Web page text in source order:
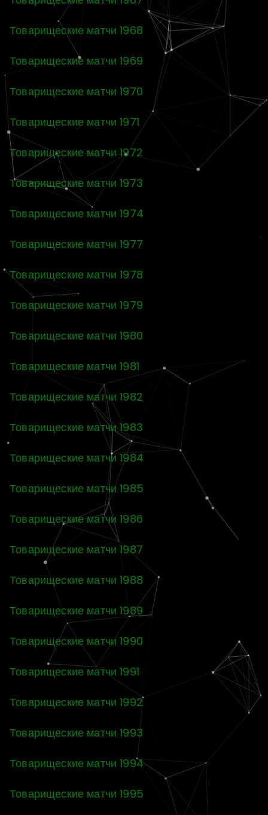
Товарищеские матчи 1968
Товарищеские матчи 1969
Товарищеские матчи 1970
Товарищеские матчи 1971
Товарищеские матчи 1972
Товарищеские матчи 1973
Товарищеские матчи 1974
Товарищеские матчи 1977
Товарищеские матчи 1978
Товарищеские матчи 1979
Товарищеские матчи 1980
Товарищеские матчи 1981
Товарищеские матчи 1982
Товарищеские матчи 1983
Товарищеские матчи 1984
Товарищеские матчи 1985
Товарищеские матчи 1986
Товарищеские матчи 1987
Товарищеские матчи 1988
Товарищеские матчи 1989
Товарищеские матчи 1990
Товарищеские матчи 1991
Товарищеские матчи 1992
Товарищеские матчи 1993
Товарищеские матчи 1994
Товарищеские матчи 1995